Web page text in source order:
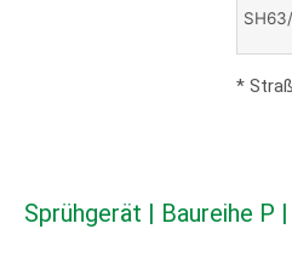
*
Sprühgerät | Baureihe P